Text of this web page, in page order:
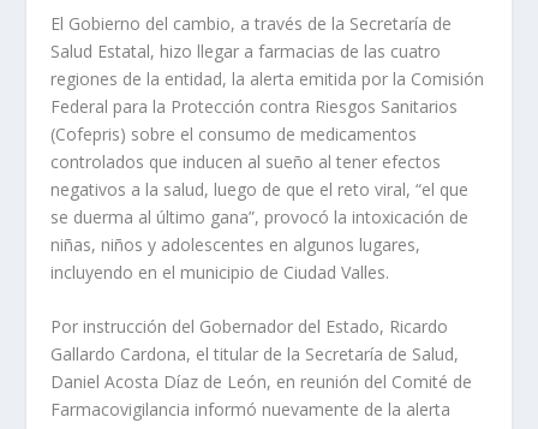
El Gobierno del cambio, a través de la Secretaría de
Salud Estatal, hizo llegar a farmacias de las cuatro
regiones de la entidad, la alerta emitida por la Comisión
Federal para la Protección contra Riesgos Sanitarios
(Cofepris) sobre el consumo de medicamentos
controlados que inducen al sueño al tener efectos
negativos a la salud, luego de que el reto viral, “el que
se duerma al último gana”, provocó la intoxicación de
niñas, niños y adolescentes en algunos lugares,
incluyendo en el municipio de Ciudad Valles.
Por instrucción del Gobernador del Estado, Ricardo
Gallardo Cardona, el titular de la Secretaría de Salud,
Daniel Acosta Díaz de León, en reunión del Comité de
Farmacovigilancia informó nuevamente de la alerta